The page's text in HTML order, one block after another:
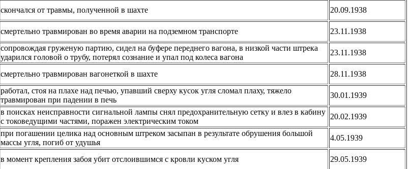
скончался от травмы, полученной в шахте
20.09.1938
смертельно травмирован во время аварии на подземном транспорте
23.11.1938
сопровождая груженую партию, сидел на буфере переднего вагона, в низкой части штрека
ударился головой о трубу, потерял сознание и упал под колеса вагона
23.11.1938
смертельно травмирован вагонеткой в шахте 28.11.1938
работал, стоя на плахе над печью, упавший сверху кусок угля сломал плаху, тяжело
травмирован при падении в печь
30.01.1939
в поисках неисправности сигнальной лампы снял предохранительную сетку и влез в кабину
с токоведущими частями, поражен электрическим током
20.02.1939
при погашении целика над основным штреком засыпан в результате обрушения большой
массы угля, погиб от удушья
4.05.1939
в момент крепления забоя убит отслоившимся с кровли куском угля 29.05.1939